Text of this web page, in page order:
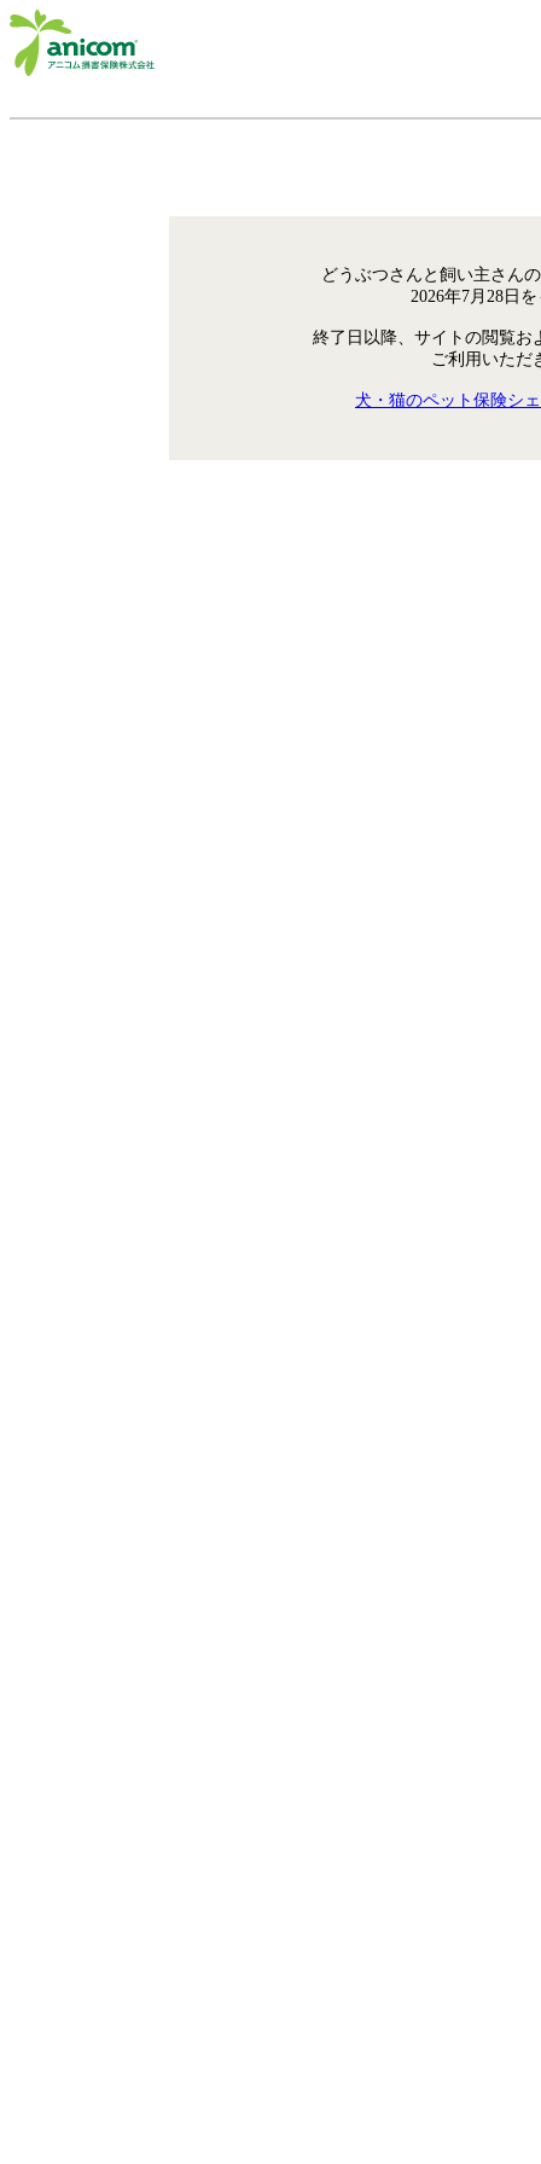
どうぶつさんと飼い主さん
2026年7月28日
終了日以降、サイトの閲覧お
ご利用いただ
犬・猫のペット保険シ